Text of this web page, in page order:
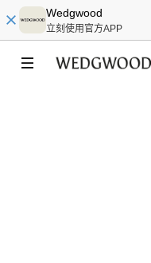
Wedgwood
立刻使用官方APP